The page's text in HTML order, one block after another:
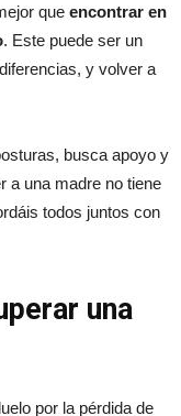
que encontrar en
. Este puede ser un
y volver a
busca apoyo y
a una madre no tiene
todos juntos con
una
por la pérdida de